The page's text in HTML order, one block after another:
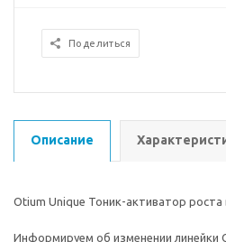
Поделиться
Описание
Otium Unique Тоник-активатор роста
Информируем об изменении линейки